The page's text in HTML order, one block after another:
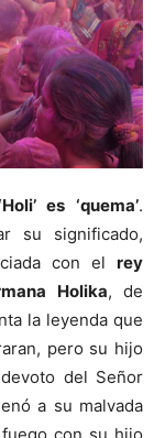
es ‘quema’.
su significado,
con el rey
Holika, de
la leyenda que
pero su hijo
del Señor
a su malvada